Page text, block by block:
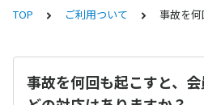
TOP ご利用ついて 事故を
事故を何回も起こすと、